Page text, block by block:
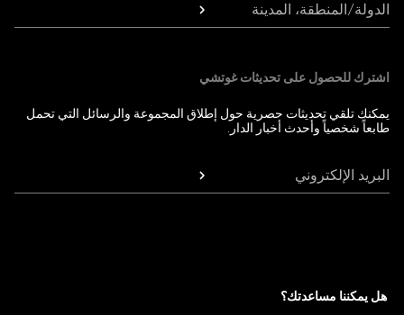
الدولة/المنطقة، المدينة
اشترك للحصول على تحديثات غوتشي
يمكنك تلقي تحديثات حصرية حول إطلاق المجموعة والرسائل التي تحمل
طابعاً شخصياً وأحدث أخبار الدار.
البريد الإلكتروني
هل يمكننا مساعدتك؟